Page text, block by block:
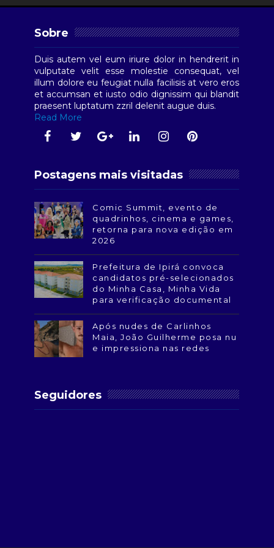
Sobre
Duis autem vel eum iriure dolor in hendrerit in
vulputate velit esse molestie consequat, vel
illum dolore eu feugiat nulla facilisis at vero eros
et accumsan et iusto odio dignissim qui blandit
praesent luptatum zzril delenit augue duis.
Read More
Postagens mais visitadas
Comic Summit, evento de
quadrinhos, cinema e games,
retorna para nova edição em
2026
Prefeitura de Ipirá convoca
candidatos pré-selecionados
do Minha Casa, Minha Vida
para verificação documental
Após nudes de Carlinhos
Maia, João Guilherme posa nu
e impressiona nas redes
Seguidores